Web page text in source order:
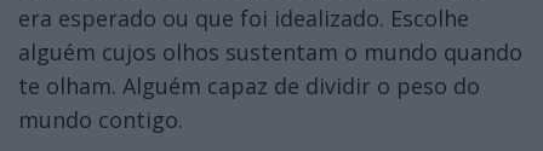
era esperado ou que foi idealizado. Escolhe
alguém cujos olhos sustentam o mundo quando
te olham. Alguém capaz de dividir o peso do
mundo contigo.